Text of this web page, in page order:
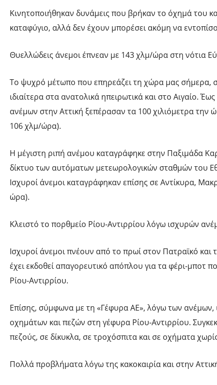
Κινητοποιήθηκαν δυνάμεις που βρήκαν το όχημά του
καταφύγιο, αλλά δεν έχουν μπορέσει ακόμη να
Θυελλώδεις άνεμοι έπνεαν με 143 χλμ/ώρα στη νότια
Το ψυχρό μέτωπο που επηρεάζει τη χώρα μας σήμερα,
ιδιαίτερα στα ανατολικά ηπειρωτικά και στο Αιγαίο.
ανέμων στην Αττική ξεπέρασαν τα 100 χιλιόμετρα
106 χλμ/ώρα).
Η μέγιστη ριπή ανέμου καταγράφηκε στην Παξιμάδα
δίκτυο των αυτόματων μετεωρολογικών σταθμών του
Ισχυροί άνεμοι καταγράφηκαν επίσης σε Αντίκυρα,
ώρα).
Κλειστό το πορθμείο Ρίου-Αντιρρίου λόγω ισχυρών
Ισχυροί άνεμοι πνέουν από το πρωί στον Πατραϊκό
έχει εκδοθεί απαγορευτικό απόπλου για τα φέρι-μποτ
Ρίου-Αντιρρίου.
Επίσης, σύμφωνα με τη «Γέφυρα ΑΕ», λόγω των ανέμων,
οχημάτων και πεζών στη γέφυρα Ρίου-Αντιρρίου.
πεζούς, σε δίκυκλα, σε τροχόσπιτα και σε οχήματα
Πολλά προβλήματα λόγω της κακοκαιρία και στην